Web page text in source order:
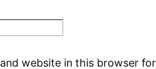
website in this browser